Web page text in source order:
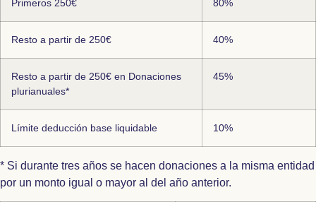
Primeros 250€ 80%
Resto a partir de 250€ 40%
Resto a partir de 250€ en Donaciones
plurianuales*
45%
Límite deducción base liquidable 10%
* Si durante tres años se hacen donaciones a la misma entidad
por un monto igual o mayor al del año anterior.